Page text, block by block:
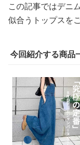
この記事ではデニ
似合うトップスを
今回紹介する商品